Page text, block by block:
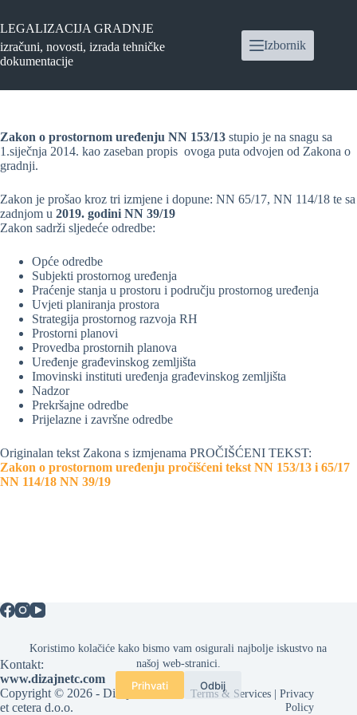
sadržaj
Koristimo kolačiće kako bismo vam osigurali najbolje iskustvo na
našoj web-stranici.
Prihvati Odbij
LEGALIZACIJA GRADNJE
izračuni, novosti, izrada tehničke
dokumentacije
Izbornik
Zakon o prostornom uređenju NN 153/13 stupio je na snagu sa
1.siječnja 2014. kao zaseban propis ovoga puta odvojen od Zakona o
gradnji.
Zakon je prošao kroz tri izmjene i dopune: NN 65/17, NN 114/18 te sa
zadnjom u 2019. godini NN 39/19
Zakon sadrži sljedeće odredbe:
Opće odredbe
Subjekti prostornog uređenja
Praćenje stanja u prostoru i području prostornog uređenja
Uvjeti planiranja prostora
Strategija prostornog razvoja RH
Prostorni planovi
Provedba prostornih planova
Uređenje građevinskog zemljišta
Imovinski instituti uređenja građevinskog zemljišta
Nadzor
Prekršajne odredbe
Prijelazne i završne odredbe
Originalan tekst Zakona s izmjenama PROČIŠĆENI TEKST:
Zakon o prostornom uređenju pročišćeni tekst NN 153/13 i 65/17
NN 114/18 NN 39/19
Kontakt:
www.dizajnetc.com
Copyright © 2026 - Dizajn
et cetera d.o.o.
Terms & Services |Privacy
Policy